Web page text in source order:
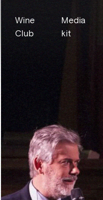
Wine
Club
Media
kit